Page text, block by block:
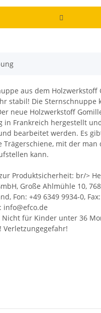
aus dem Holzwerkstoff
stabil! Die Sternschnuppe
neue Holzwerkstoff
in Frankreich hergestellt
bearbeitet werden. Es
Trägerschiene, mit der man
kann.
Produktsicherheit: br/>
Große Ahlmühle 10,
Fon: +49 6349 9934-0,
info@efco.de
Nicht für Kinder unter 36
Verletzungegefahr!